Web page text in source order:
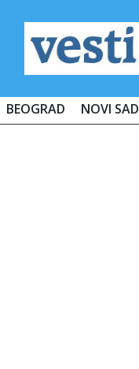
BEOGRAD NOVI SAD